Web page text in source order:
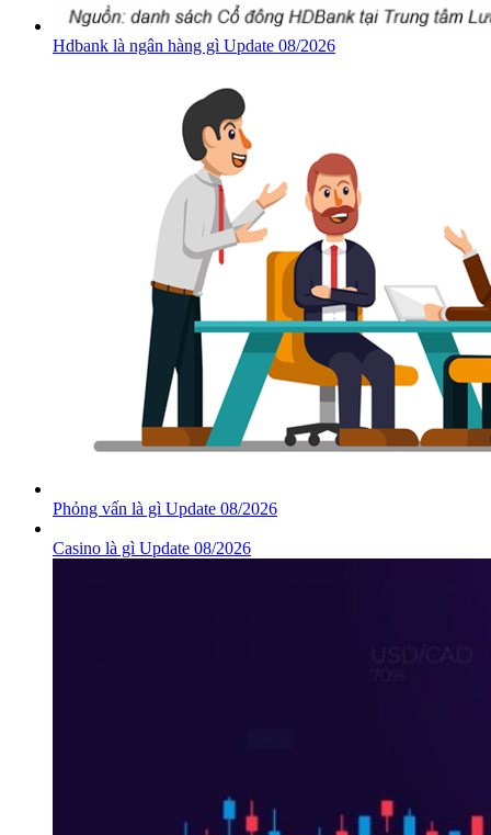
Hdbank là ngân hàng gì Update 08/2026
Phỏng vấn là gì Update 08/2026
Casino là gì Update 08/2026